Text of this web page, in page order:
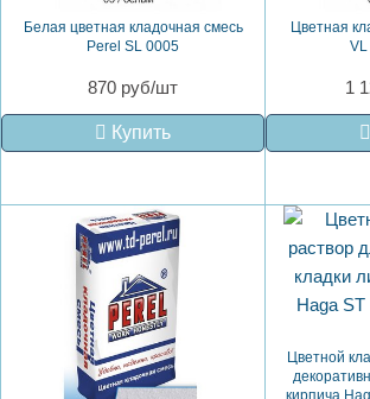
Белая цветная кладочная смесь
Perel SL 0005
870 руб/шт
Купить
Цветная
VL
1
Цветной
кирпича